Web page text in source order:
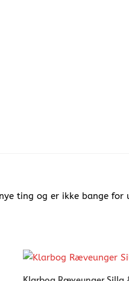
ting og er ikke bange